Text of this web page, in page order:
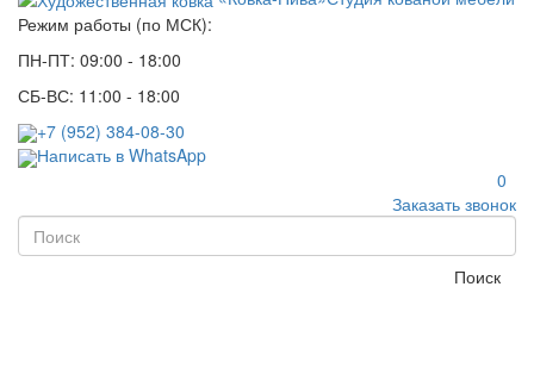
Режим работы (по МСК):
ПН-ПТ: 09:00 - 18:00
СБ-ВС: 11:00 - 18:00
+7 (952) 384-08-30
Написать в WhatsApp
0
Заказать звонок
Поиск